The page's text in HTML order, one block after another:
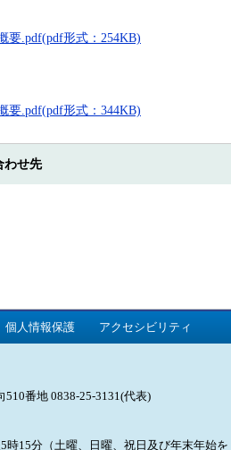
要.pdf(pdf形式：254KB)
要.pdf(pdf形式：344KB)
わせ先
個人情報保護 アクセシビリティ
510番地 0838-25-3131(代表)
時15分（土曜、日曜、祝日及び年末年始を